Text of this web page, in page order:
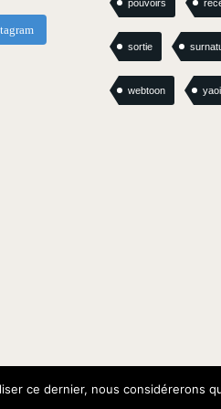
pouvoirs
sortie
webtoon yaoi
ce dernier, nous considérerons